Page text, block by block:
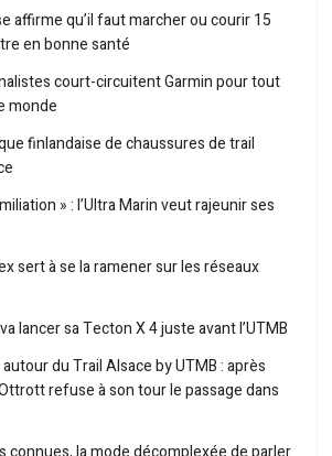
affirme qu’il faut marcher ou courir 15
en bonne santé
court-circuitent Garmin pour tout
monde
finlandaise de chaussures de trail
» : l’Ultra Marin veut rajeunir ses
sert à se la ramener sur les réseaux
lancer sa Tecton X 4 juste avant l’UTMB
du Trail Alsace by UTMB : après
refuse à son tour le passage dans